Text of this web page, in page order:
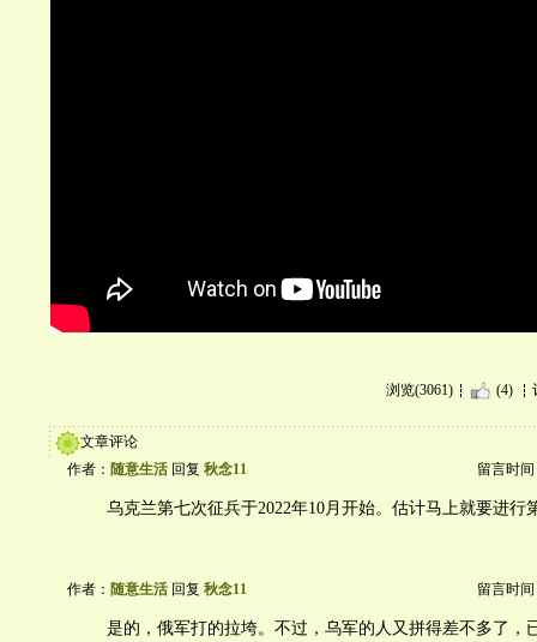
浏览(3061) (4)
文章评论
作者： 随意生活 回复 秋念11 留言时间
乌克兰第七次征兵于2022年10月开始。估计马上就要进行
作者： 随意生活 回复 秋念11 留言时间
是的，俄军打的拉垮。不过，乌军的人又拼得差不多了，